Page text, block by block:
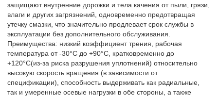
защищают внутренние дорожки и тела качения от пыли, грязи,
влаги и других загрязнений, одновременно предотвращая
утечку смазки, что значительно продлевает срок службы в
эксплуатации без дополнительного обслуживания.
Преимущества: низкий коэффициент трения, рабочая
температура от -30°C до +90°C, кратковременно до
+120°C(из-за риска разрушения уплотнений) относительно
высокую скорость вращения (в зависимости от
спецификации), способность выдерживать как радиальные,
так и умеренные осевые нагрузки в обе стороны, а также